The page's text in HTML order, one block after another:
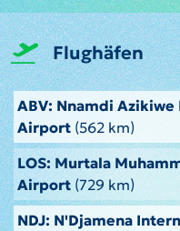
Flughäfen
ABV: Nnamdi
Airport (562 km)
LOS: Murtala
Airport(729 km)
NDJ: N'Djamena